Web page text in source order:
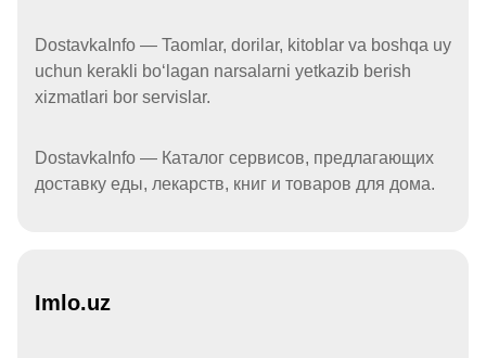
DostavkaInfo — Taomlar, dorilar, kitoblar va boshqa uy
uchun kerakli boʻlagan narsalarni yetkazib berish
xizmatlari bor servislar.
DostavkaInfo — Каталог сервисов, предлагающих
доставку еды, лекарств, книг и товаров для дома.
Imlo.uz